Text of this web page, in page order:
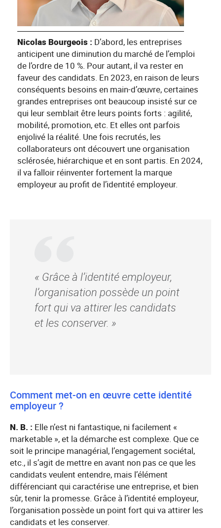
Nicolas Bourgeois : D’abord, les entreprises
anticipent une diminution du marché de l’emploi
de l’ordre de 10 %. Pour autant, il va rester en
faveur des candidats. En 2023, en raison de leurs
conséquents besoins en main-d’œuvre, certaines
grandes entreprises ont beaucoup insisté sur ce
qui leur semblait être leurs points forts : agilité,
mobilité, promotion, etc. Et elles ont parfois
enjolivé la réalité. Une fois recrutés, les
collaborateurs ont découvert une organisation
sclérosée, hiérarchique et en sont partis. En 2024,
il va falloir réinventer fortement la marque
employeur au profit de l’identité employeur.
« Grâce à l’identité employeur,
l’organisation possède un point
fort qui va attirer les candidats
et les conserver. »
Comment met-on en œuvre cette identité
employeur ?
N. B. : Elle n’est ni fantastique, ni facilement «
marketable », et la démarche est complexe. Que ce
soit le principe managérial, l’engagement sociétal,
etc., il s’agit de mettre en avant non pas ce que les
candidats veulent entendre, mais l’élément
différenciant qui caractérise une entreprise, et bien
sûr, tenir la promesse. Grâce à l’identité employeur,
l’organisation possède un point fort qui va attirer les
candidats et les conserver.